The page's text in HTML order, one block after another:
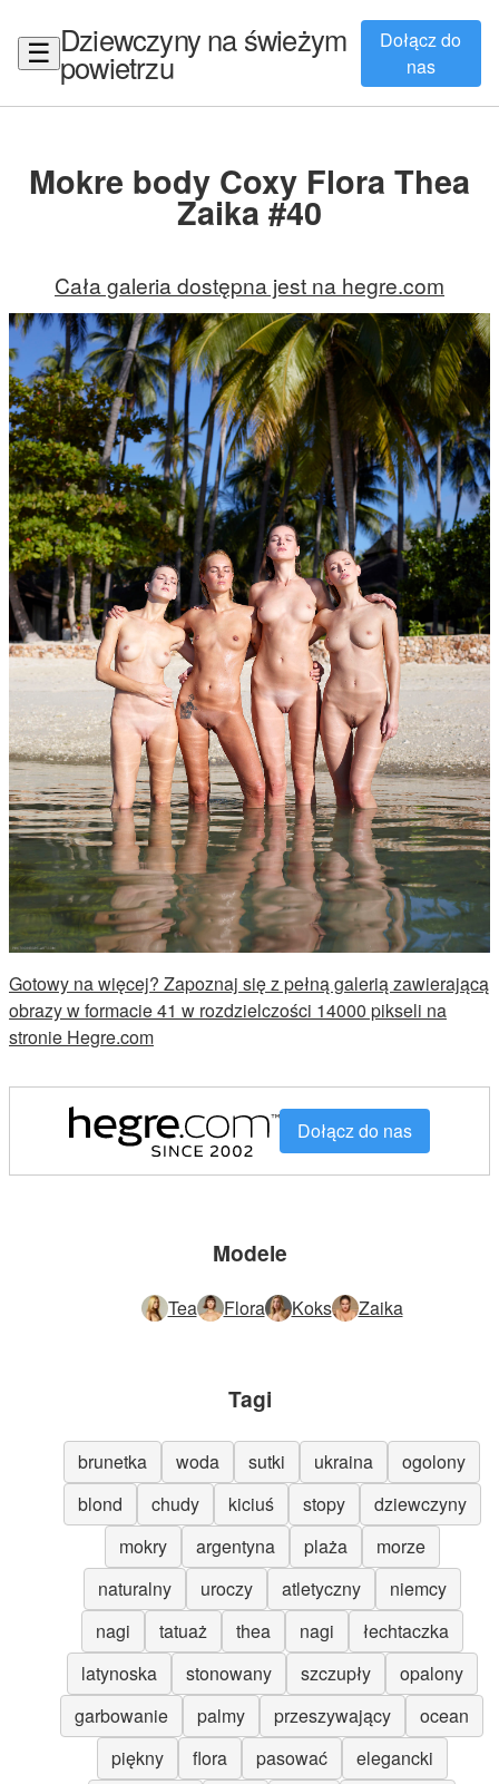
☰ Dziewczyny na świeżym
powietrzu
Dołącz do
nas
Mokre body Coxy Flora Thea
Zaika #40
Cała galeria dostępna jest na hegre.com
Gotowy na więcej? Zapoznaj się z pełną galerią zawierającą
obrazy w formacie 41 w rozdzielczości 14000 pikseli na
stronie Hegre.com
Dołącz do nas
Modele
Tea Flora Koks Zaika
Tagi
brunetka woda sutki ukraina
ogolony
blond
chudy kiciuś stopy
dziewczyny
mokry
argentyna plaża
morze
naturalny
uroczy atletyczny
niemcy
nagi
tatuaż thea nagi
łechtaczka
latynoska
stonowany szczupły
opalony
garbowanie
palmy przeszywający
ocean
piękny
flora pasować
elegancki